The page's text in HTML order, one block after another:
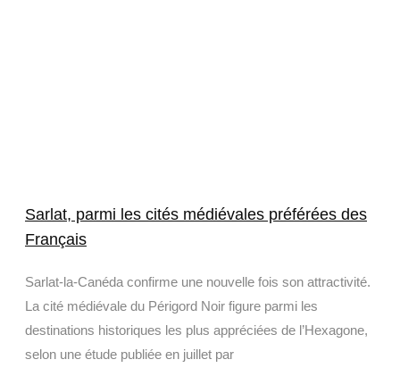
Sarlat, parmi les cités médiévales préférées des
Français
Sarlat-la-Canéda confirme une nouvelle fois son attractivité.
La cité médiévale du Périgord Noir figure parmi les
destinations historiques les plus appréciées de l’Hexagone,
selon une étude publiée en juillet par